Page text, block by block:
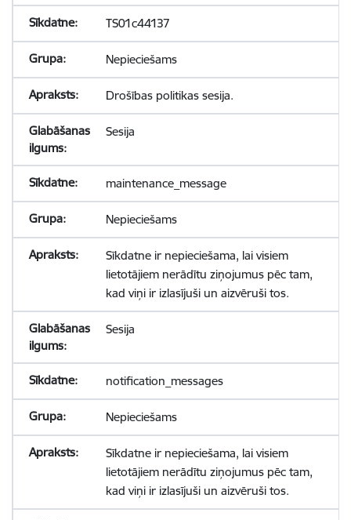
TS01c44137
Nepieciešams
Drošības politikas sesija.
Sesija
maintenance_message
Nepieciešams
Sīkdatne ir nepieciešama, lai visiem
lietotājiem nerādītu ziņojumus pēc tam,
kad viņi ir izlasījuši un aizvēruši tos.
Sesija
notification_messages
Nepieciešams
Sīkdatne ir nepieciešama, lai visiem
lietotājiem nerādītu ziņojumus pēc tam,
kad viņi ir izlasījuši un aizvēruši tos.